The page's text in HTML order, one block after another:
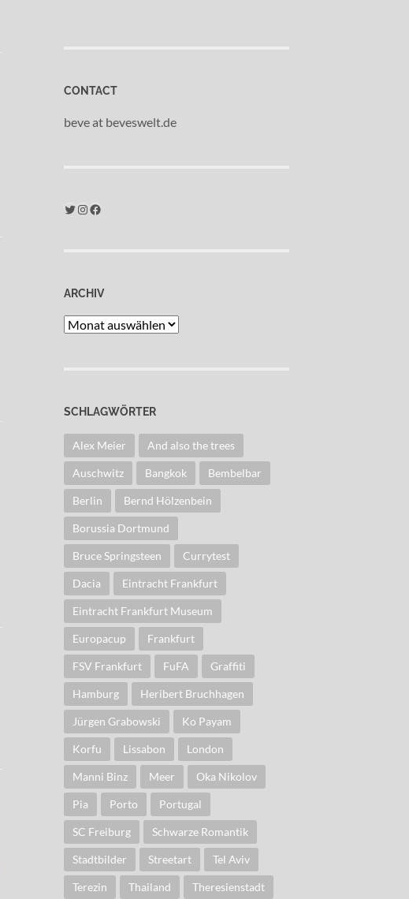
CONTACT
beve at beveswelt.de
Twitter Instagram Facebook
ARCHIV
Archiv
SCHLAGWÖRTER
Alex Meier And also the trees
Auschwitz Bangkok Bembelbar
Berlin Bernd Hölzenbein
Borussia Dortmund
Bruce Springsteen Currytest
Dacia Eintracht Frankfurt
Eintracht Frankfurt Museum
Europacup Frankfurt
FSV Frankfurt FuFA Graffiti
Hamburg Heribert Bruchhagen
Jürgen Grabowski Ko Payam
Korfu Lissabon London
Manni Binz Meer Oka Nikolov
Pia Porto Portugal
SC Freiburg Schwarze Romantik
Stadtbilder Streetart Tel Aviv
Terezin Thailand Theresienstadt